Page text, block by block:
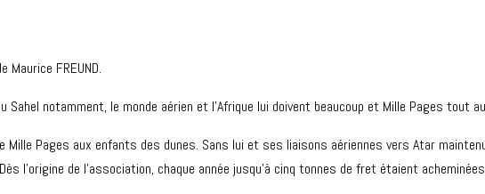
FREUND.
notamment, le monde aérien et l’Afrique lui doivent beaucoup et Mille Pages tout
Mille Pages aux enfants des dunes. Sans lui et ses liaisons aériennes vers Atar
l’origine de l’association, chaque année jusqu’à cinq tonnes de fret étaient